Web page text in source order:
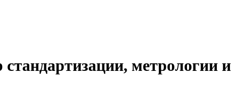
метрологии и